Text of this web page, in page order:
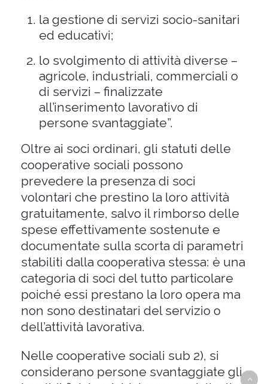
la gestione di servizi socio-sanitari
ed educativi;
lo svolgimento di attività diverse –
agricole, industriali, commerciali o
di servizi – finalizzate
all’inserimento lavorativo di
persone svantaggiate”.
Oltre ai soci ordinari, gli statuti delle
cooperative sociali possono
prevedere la presenza di soci
volontari che prestino la loro attività
gratuitamente, salvo il rimborso delle
spese effettivamente sostenute e
documentate sulla scorta di parametri
stabiliti dalla cooperativa stessa: è una
categoria di soci del tutto particolare
poiché essi prestano la loro opera ma
non sono destinatari del servizio o
dell’attività lavorativa.
Nelle cooperative sociali sub 2), si
considerano persone svantaggiate gli